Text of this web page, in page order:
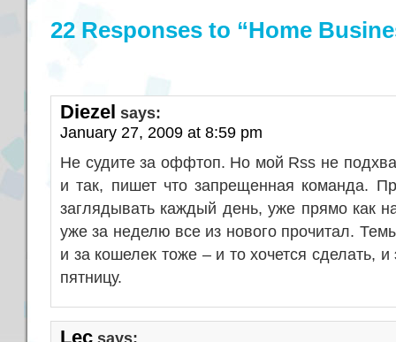
22 Responses to “Home
Diezel says:
January 27, 2009 at 8:59 pm
Не судите за оффтоп. Но мой Rss не
и так, пишет что запрещенная команда.
заглядывать каждый день, уже прямо как
уже за неделю все из нового прочитал.
и за кошелек тоже – и то хочется сделать,
пятницу.
Lec says: